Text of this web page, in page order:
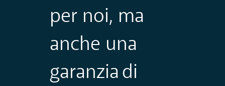
per noi, ma
anche una
garanzia di